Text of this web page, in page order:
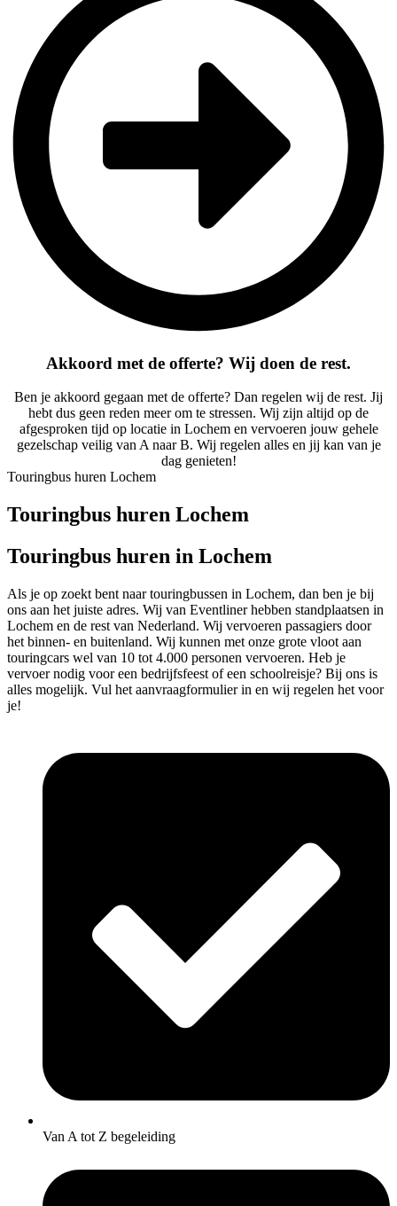
Akkoord met de offerte? Wij doen de rest.
Ben je akkoord gegaan met de offerte? Dan regelen wij de rest. Jij
hebt dus geen reden meer om te stressen. Wij zijn altijd op de
afgesproken tijd op locatie in Lochem en vervoeren jouw gehele
gezelschap veilig van A naar B. Wij regelen alles en jij kan van je
dag genieten!
Touringbus huren Lochem
Touringbus huren Lochem
Touringbus huren in Lochem
Als je op zoekt bent naar touringbussen in Lochem, dan ben je bij
ons aan het juiste adres. Wij van Eventliner hebben standplaatsen in
Lochem en de rest van Nederland. Wij vervoeren passagiers door
het binnen- en buitenland. Wij kunnen met onze grote vloot aan
touringcars wel van 10 tot 4.000 personen vervoeren. Heb je
vervoer nodig voor een bedrijfsfeest of een schoolreisje? Bij ons is
alles mogelijk. Vul het aanvraagformulier in en wij regelen het voor
je!
Van A tot Z begeleiding